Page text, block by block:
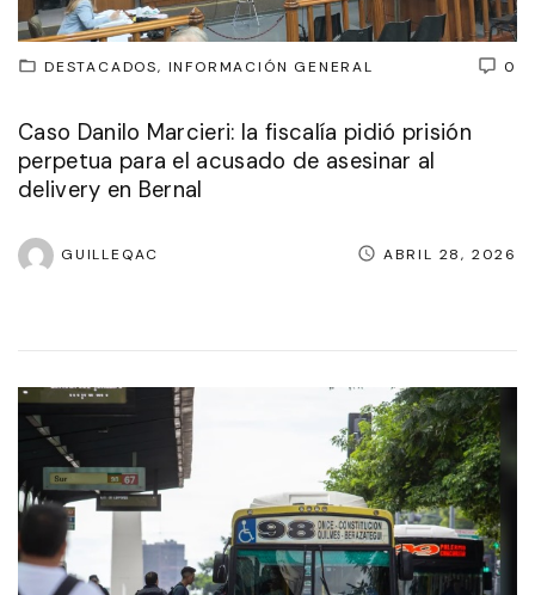
0
DESTACADOS INFORMACIÓN GENERAL
Caso Danilo Marcieri: la fiscalía pidió prisión
perpetua para el acusado de asesinar al
delivery en Bernal
GUILLEQAC ABRIL 28, 2026